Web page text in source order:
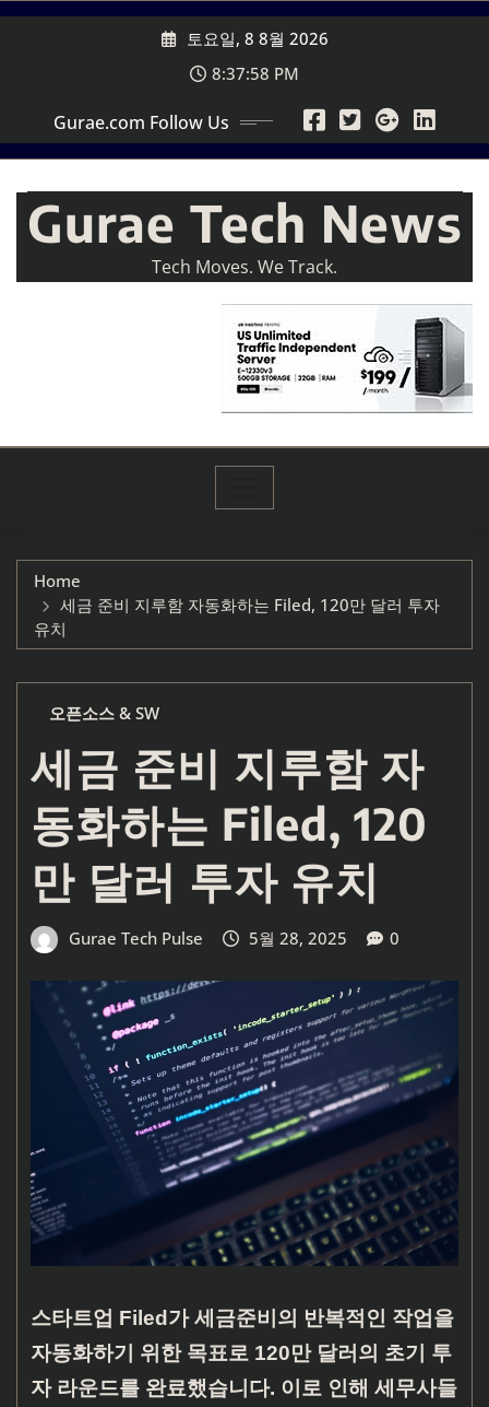
Skip
토요일, 8 8월 2026
8:38:00 PM
Gurae.com Follow Us
Gurae Tech News
Tech Moves. We Track.
Home
세금 준비 지루함 자동화하는 Filed, 120만 달러 투자
유치
오픈소스 & SW
세금 준비 지루함 자
동화하는 Filed, 120
만 달러 투자 유치
Gurae Tech Pulse 5월 28, 2025 0
스타트업 Filed가 세금준비의 반복적인 작업을
자동화하기 위한 목표로 120만 달러의 초기 투
자 라운드를 완료했습니다. 이로 인해 세무사들